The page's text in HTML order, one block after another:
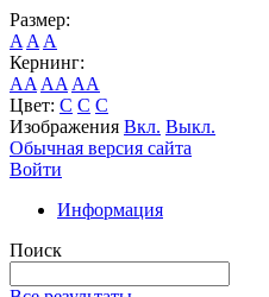
Размер:
A A A
Кернинг:
AA AA AA
Цвет: C C C
Изображения Вкл. Выкл.
Обычная версия сайта
Войти
Информация
Поиск